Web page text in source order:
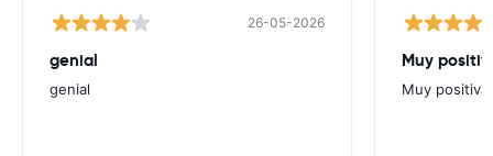
26-05-2026
genial
genial
Muy
Muy positiva